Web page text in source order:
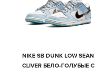
NIKE SB DUNK LOW SEAN
CLIVER БЕЛО-ГОЛУБЫЕ С